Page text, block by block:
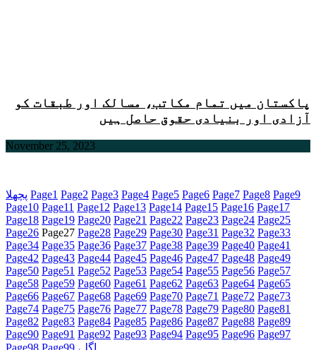
پاکستان میں تمام مکاتب، مسالک اور طبقات کو
آزادی اور بنیادی حقوق حاصل ہیں
November 25, 2023
پچھلا Page1 Page2 Page3 Page4 Page5 Page6 Page7 Page8 Page9
Page10 Page11 Page12 Page13 Page14 Page15 Page16 Page17
Page18 Page19 Page20 Page21 Page22 Page23 Page24 Page25
Page26 Page27 Page28 Page29 Page30 Page31 Page32 Page33
Page34 Page35 Page36 Page37 Page38 Page39 Page40 Page41
Page42 Page43 Page44 Page45 Page46 Page47 Page48 Page49
Page50 Page51 Page52 Page53 Page54 Page55 Page56 Page57
Page58 Page59 Page60 Page61 Page62 Page63 Page64 Page65
Page66 Page67 Page68 Page69 Page70 Page71 Page72 Page73
Page74 Page75 Page76 Page77 Page78 Page79 Page80 Page81
Page82 Page83 Page84 Page85 Page86 Page87 Page88 Page89
Page90 Page91 Page92 Page93 Page94 Page95 Page96 Page97
Page98 Page99 اگلے